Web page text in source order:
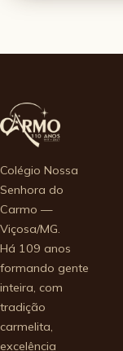
Colégio Nossa
Senhora do
Carmo —
Viçosa/MG.
Há 109 anos
formando gente
inteira, com
tradição
carmelita,
excelência